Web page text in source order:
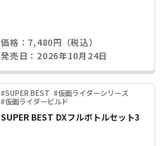
価格：7,480円（税込）
発売日：2026年10月24日
#SUPER BEST #仮面ライダーシリーズ
#仮面ライダービルド
SUPER BEST DXフルボトルセット3